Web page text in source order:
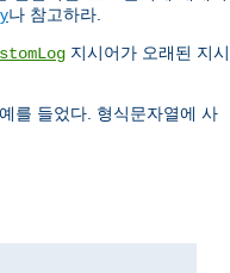
나 참고하라.
지시어가 오래된 지시
를 들었다. 형식문자열에 사